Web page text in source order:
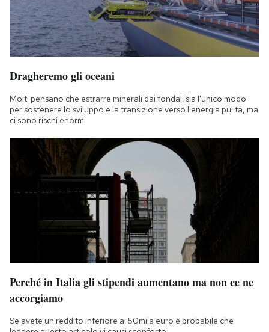
Dragheremo gli oceani
Molti pensano che estrarre minerali dai fondali sia l'unico modo
per sostenere lo sviluppo e la transizione verso l'energia pulita, ma
ci sono rischi enormi
Perché in Italia gli stipendi aumentano ma non ce ne
accorgiamo
Se avete un reddito inferiore ai 50mila euro è probabile che